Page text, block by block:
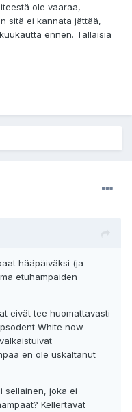
ole vaaraa,
sitä ei kannata jättää,
ennen. Tällaisia
hääpäiväksi (ja
etuhampaiden
eivät tee huomattavasti
White now -
en ole uskaltanut
sellainen, joka ei
Kellertävät